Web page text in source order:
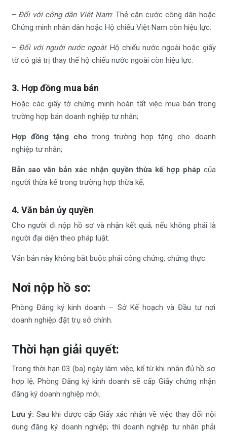
– Đối với công dân Việt Nam: Thẻ căn cước công dân hoặc
Chứng minh nhân dân hoặc Hộ chiếu Việt Nam còn hiệu lực.
– Đối với người nước ngoài: Hộ chiếu nước ngoài hoặc giấy
tờ có giá trị thay thế hộ chiếu nước ngoài còn hiệu lực.
3. Hợp đồng mua bán
Hoặc các giấy tờ chứng minh hoàn tất việc mua bán trong
trường hợp bán doanh nghiệp tư nhân;
Hợp đồng tặng cho trong trường hợp tặng cho doanh
nghiệp tư nhân;
Bản sao văn bản xác nhận quyền thừa kế hợp pháp của
người thừa kế trong trường hợp thừa kế;
4. Văn bản ủy quyền
Cho người đi nộp hồ sơ và nhận kết quả; nếu không phải là
người đại diện theo pháp luật.
Văn bản này không bắt buộc phải công chứng, chứng thực.
Nơi nộp hồ sơ:
Phòng Đăng ký kinh doanh – Sở Kế hoạch và Đầu tư nơi
doanh nghiệp đặt trụ sở chính.
Thời hạn giải quyết:
Trong thời hạn 03 (ba) ngày làm việc, kể từ khi nhận đủ hồ sơ
hợp lệ; Phòng Đăng ký kinh doanh sẽ cấp Giấy chứng nhận
đăng ký doanh nghiệp mới.
Lưu ý: Sau khi được cấp Giấy xác nhận về việc thay đổi nội
dung đăng ký doanh nghiệp; thì doanh nghiệp tư nhân phải